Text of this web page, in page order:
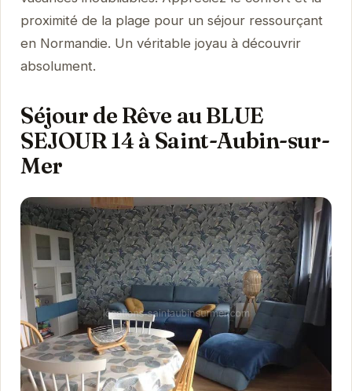
proximité de la plage pour un séjour ressourçant
en Normandie. Un véritable joyau à découvrir
absolument.
Séjour de Rêve au BLUE
SEJOUR 14 à Saint-Aubin-sur-
Mer